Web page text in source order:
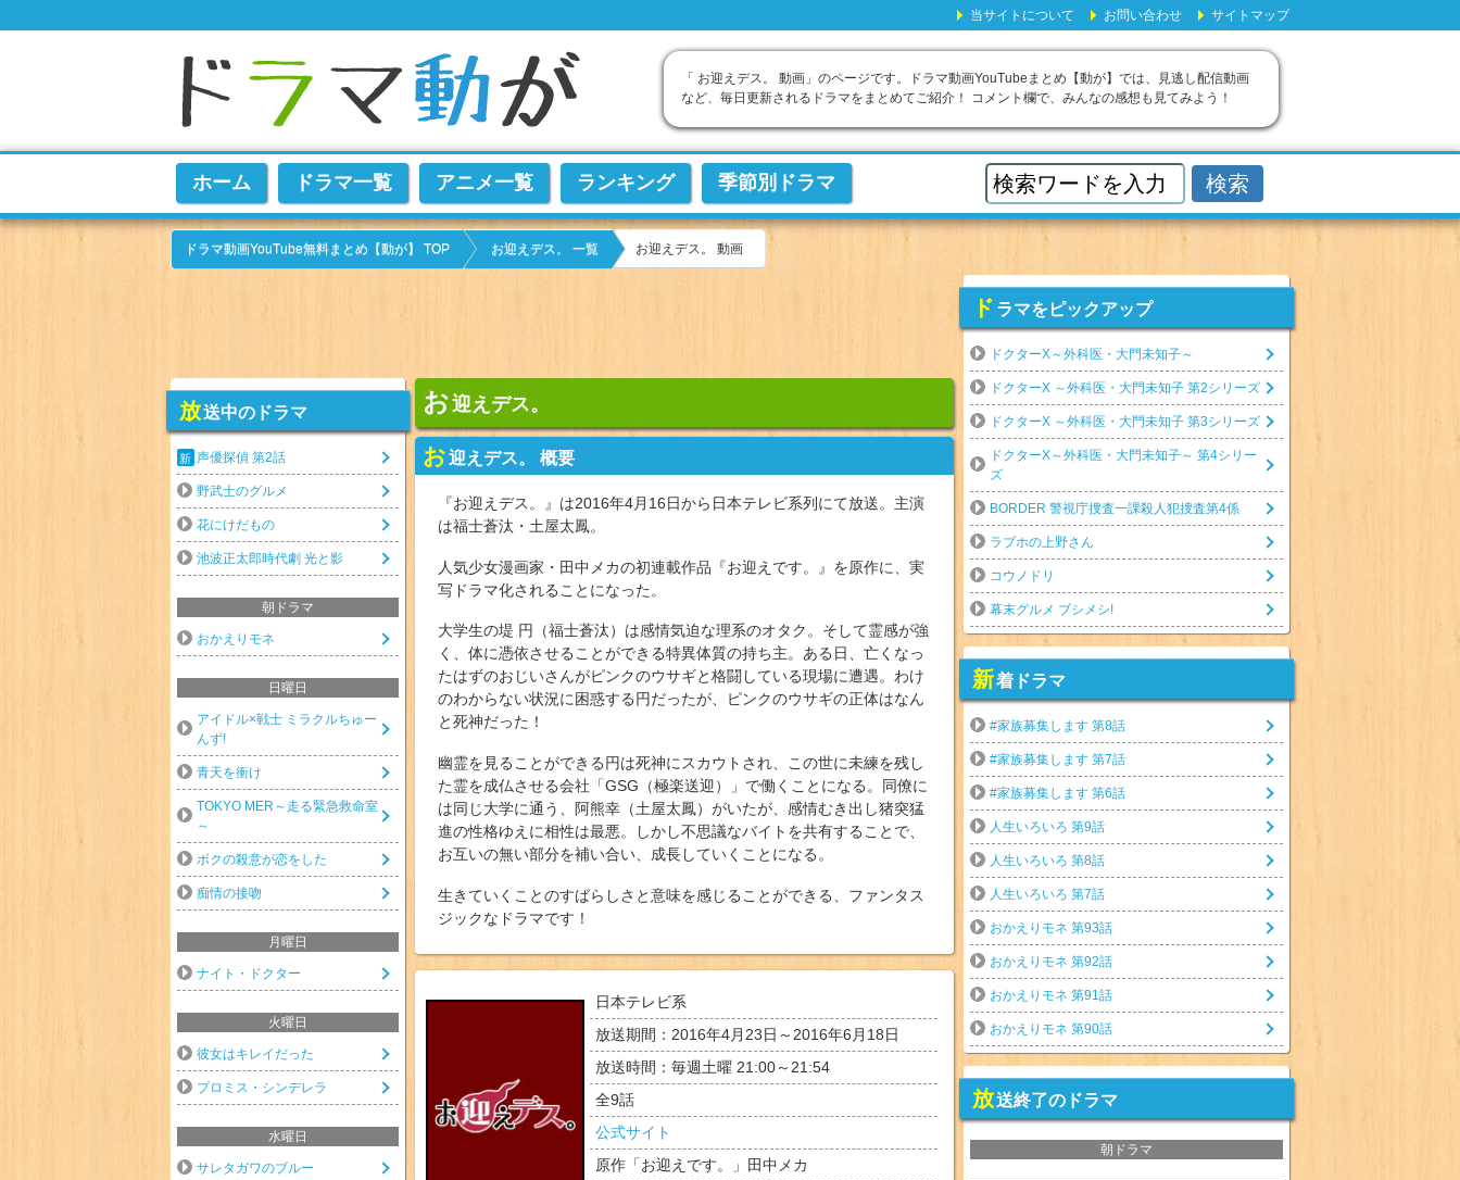
「 お迎えデス。 動画」のページです。ドラマ動画YouTubeまとめ【動が】では、見逃し配信動画
など、毎日更新されるドラマをまとめてご紹介！ コメント欄で、みんなの感想も見てみよう！
ホーム ドラマ一覧 アニメ一覧 ランキング 季節別ドラマ
ドラマ動画YouTube無料まとめ【動が】 TOP お迎えデス。 一覧 お迎えデス。 動画
お迎えデス。
お迎えデス。 概要
『お迎えデス。』は2016年4月16日から日本テレビ系列にて放送。主演
は福士蒼汰・土屋太鳳。
人気少女漫画家・田中メカの初連載作品『お迎えです。』を原作に、実
写ドラマ化されることになった。
大学生の堤 円（福士蒼汰）は感情気迫な理系のオタク。そして霊感が強
く、体に憑依させることができる特異体質の持ち主。ある日、亡くなっ
たはずのおじいさんがピンクのウサギと格闘している現場に遭遇。わけ
のわからない状況に困惑する円だったが、ピンクのウサギの正体はなん
と死神だった！
幽霊を見ることができる円は死神にスカウトされ、この世に未練を残し
た霊を成仏させる会社「GSG（極楽送迎）」で働くことになる。同僚に
は同じ大学に通う、阿熊幸（土屋太鳳）がいたが、感情むき出し猪突猛
進の性格ゆえに相性は最悪。しかし不思議なバイトを共有することで、
お互いの無い部分を補い合い、成長していくことになる。
生きていくことのすばらしさと意味を感じることができる、ファンタス
ジックなドラマです！
日本テレビ系
放送期間：2016年4月23日～2016年6月18日
放送時間：毎週土曜 21:00～21:54
全9話
公式サイト
原作「お迎えです。」田中メカ
放送中のドラマ
声優探偵 第2話
野武士のグルメ
花にけだもの
池波正太郎時代劇 光と影
朝ドラマ
おかえりモネ
日曜日
アイドル×戦士 ミラクルちゅー
んず!
青天を衝け
TOKYO MER～走る緊急救命室
～
ボクの殺意が恋をした
痴情の接吻
月曜日
ナイト・ドクター
火曜日
彼女はキレイだった
プロミス・シンデレラ
水曜日
サレタガワのブルー
ド ラマをピックアップ
ドクターX～外科医・大門未知子～
ドクターX ～外科医・大門未知子 第2シリーズ
ドクターX ～外科医・大門未知子 第3シリーズ
ドクターX～外科医・大門未知子～ 第4シリー
ズ
BORDER 警視庁捜査一課殺人犯捜査第4係
ラブホの上野さん
コウノドリ
幕末グルメ ブシメシ!
新着ドラマ
#家族募集します 第8話
#家族募集します 第7話
#家族募集します 第6話
人生いろいろ 第9話
人生いろいろ 第8話
人生いろいろ 第7話
おかえりモネ 第93話
おかえりモネ 第92話
おかえりモネ 第91話
おかえりモネ 第90話
放送終了のドラマ
朝ドラマ
当サイトについて お問い合わせ サイトマップ